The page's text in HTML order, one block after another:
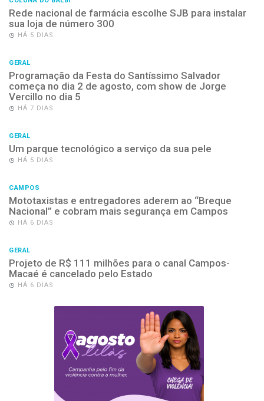
Rede nacional de farmácia escolhe SJB para instalar
sua loja de número 300
HÁ 5 DIAS
GERAL
Programação da Festa do Santíssimo Salvador
começa no dia 2 de agosto, com show de Jorge
Vercillo no dia 5
HÁ 7 DIAS
GERAL
Um parque tecnológico a serviço da sua pele
HÁ 5 DIAS
CAMPOS
Mototaxistas e entregadores aderem ao “Breque
Nacional” e cobram mais segurança em Campos
HÁ 6 DIAS
GERAL
Projeto de R$ 111 milhões para o canal Campos-
Macaé é cancelado pelo Estado
HÁ 6 DIAS